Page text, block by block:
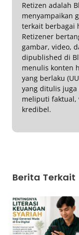
Retizen adalah
menyampaikan
terkait berbagai
Retizener
gambar, video,
dipublished di
menulis konten
yang berlaku
yang ditulis
meliputi faktual,
kredibel.
Berita Terkait